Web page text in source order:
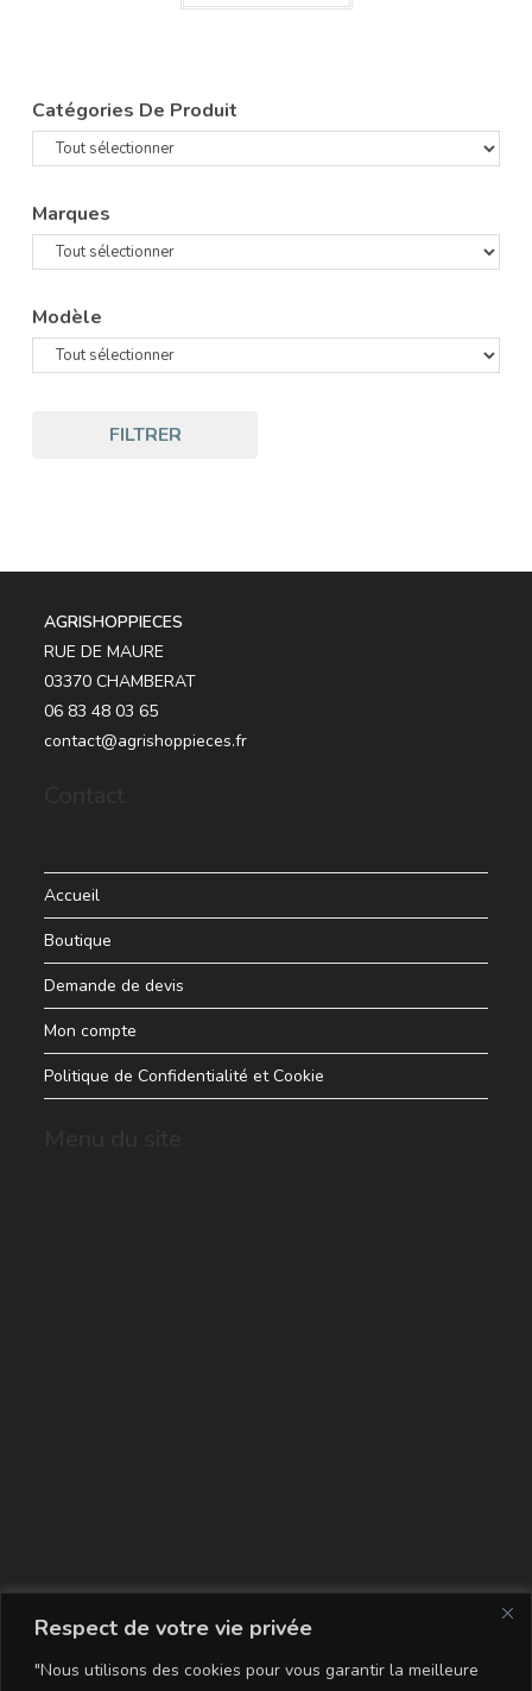
Respect de votre vie privée
"Nous utilisons des cookies pour vous garantir la meilleure
Catégories De Produit
Marques
Modèle
FILTRER
AGRISHOPPIECES
RUE DE MAURE
03370 CHAMBERAT
06 83 48 03 65
contact@agrishoppieces.fr
Accueil
Boutique
Demande de devis
Mon compte
Politique de Confidentialité et Cookie
La carte